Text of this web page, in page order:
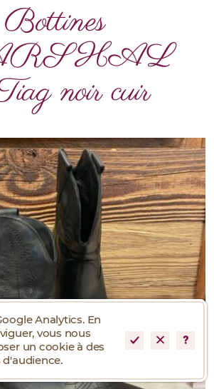
Bottines
noir cuir
Analytics. En
vous nous
un cookie à des